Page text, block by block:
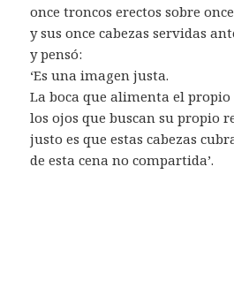
once troncos erectos sobre
y sus once cabezas servidas
y pensó:
‘Es una imagen justa.
La boca que alimenta el propio
los ojos que buscan su propio
justo es que estas cabezas
de esta cena no compartida’.